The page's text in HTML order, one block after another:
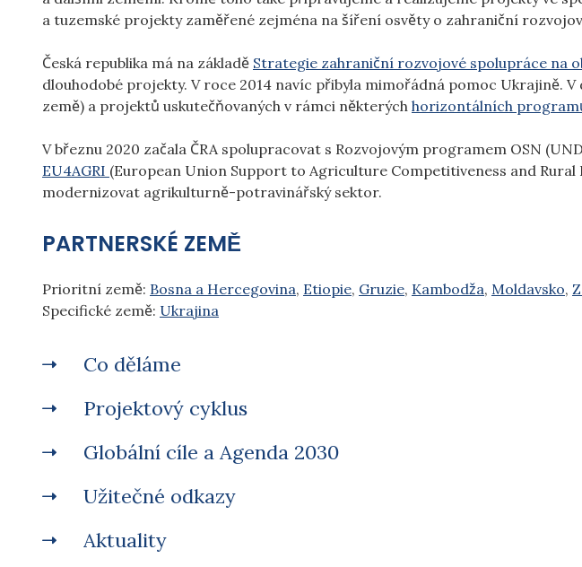
a tuzemské projekty zaměřené zejména na šíření osvěty o zahraniční
Česká republika má na základě Strategie zahraniční rozvojové spolupráce na
dlouhodobé projekty. V roce 2014 navíc přibyla mimořádná pomoc Ukrajině. V
země) a projektů uskutečňovaných v rámci některých horizontálních
V březnu 2020 začala ČRA spolupracovat s Rozvojovým programem OSN
EU4AGRI (European Union Support to Agriculture Competitiveness and
modernizovat agrikulturně-potravinářský sektor.
PARTNERSKÉ ZEMĚ
Prioritní země: Bosna a Hercegovina, Etiopie, Gruzie, Kambodža, Moldavsko,
Specifické země: Ukrajina
Co děláme
Projektový cyklus
Globální cíle a Agenda 2030
Užitečné odkazy
Aktuality